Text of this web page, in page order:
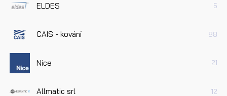
ELDES 5
CAIS - kování 88
Nice 21
Allmatic srl 12